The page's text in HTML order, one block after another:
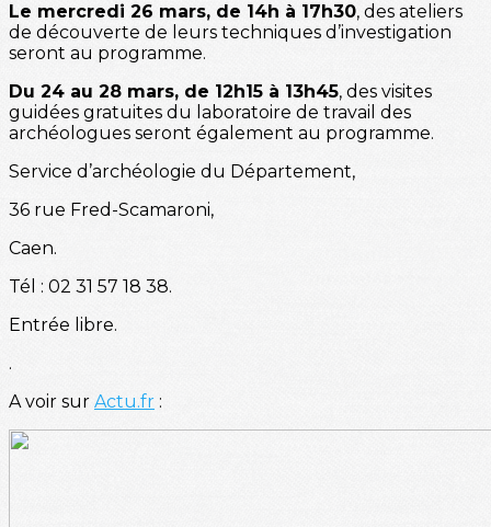
Le mercredi 26 mars, de 14h à 17h30, des ateliers
de découverte de leurs techniques d’investigation
seront au programme.
Du 24 au 28 mars, de 12h15 à 13h45, des visites
guidées gratuites du laboratoire de travail des
archéologues seront également au programme.
Service d’archéologie du Département,
36 rue Fred-Scamaroni,
Caen.
Tél : 02 31 57 18 38.
Entrée libre.
.
A voir sur Actu.fr :